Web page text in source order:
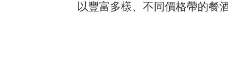
以豐富多樣、不同價格帶的